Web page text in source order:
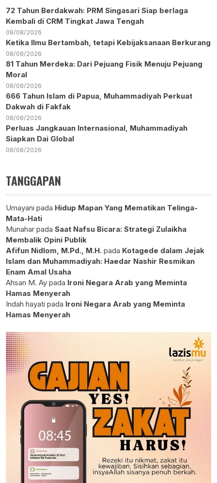
72 Tahun Berdakwah: PRM Singasari Siap berlaga
Kembali di CRM Tingkat Jawa Tengah
08/08/2026
Ketika Ilmu Bertambah, tetapi Kebijaksanaan Berkurang
08/08/2026
81 Tahun Merdeka: Dari Pejuang Fisik Menuju Pejuang
Moral
08/08/2026
666 Tahun Islam di Papua, Muhammadiyah Perkuat
Dakwah di Fakfak
08/08/2026
Perluas Jangkauan Internasional, Muhammadiyah
Siapkan Dai Global
08/08/2026
TANGGAPAN
Umayani pada Hidup Mapan Yang Mematikan Telinga-
Mata-Hati
Munahar pada Saat Nafsu Bicara: Strategi Zulaikha
Membalik Opini Publik
Afifun Nidlom, M.Pd., M.H. pada Kotagede dalam Jejak
Islam dan Muhammadiyah: Haedar Nashir Resmikan
Enam Amal Usaha
Ahsan M. Ay pada Ironi Negara Arab yang Meminta
Hamas Menyerah
Indah hayati pada Ironi Negara Arab yang Meminta
Hamas Menyerah